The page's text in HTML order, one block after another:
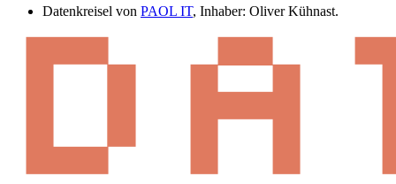
Datenkreisel von PAOL IT, Inhaber: Oliver Kühnast.